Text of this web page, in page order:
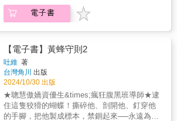
看見的神祕女孩，是正在分割自己屍體的恐怖
厲鬼？還是一個前所未見的異常殺人魔？
售完即無贈品）&曾目睹恩師「黃蜂」墜樓插入
旗杆而死，胡蝶伊立志成為老師，調查當年的
蜂巢，尤其像是工蜂般絕對服從詭異「守則」
的學生，甚至會親自擔任劊子手懲罰違規之
人。而以往只有學生才會收到的守則簡訊，卻
在胡蝶伊到來後，打破這項傳統，讓他成了史
上第一個淪為工蜂的老師。他能否順利在不觸
犯禁令的前提下，與菁英學生們周旋，並解開
種種謎團呢？
電子書
【電子書】黃蜂守則2
吐維 著
台灣角川 出版
2024/10/30 出版
★聰慧傲嬌資優生&times;瘋狂腹黑班導師★逮
住這隻狡猾的蝴蝶！撕碎他、剖開他、釘穿他
的手腳，把他製成標本，禁錮起來──永遠為自